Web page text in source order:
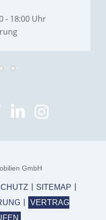
- 18:00 Uhr
GmbH
SITEMAP
VERTRAG